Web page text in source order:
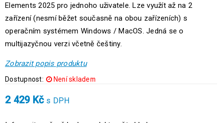
Elements 2025 pro jednoho uživatele. Lze využít až na 2
zařízení (nesmí běžet současně na obou zařízeních) s
operačním systémem Windows / MacOS. Jedná se o
multijazyčnou verzi včetně češtiny.
Zobrazit popis produktu
Dostupnost: Není skladem
2 429 Kč s DPH